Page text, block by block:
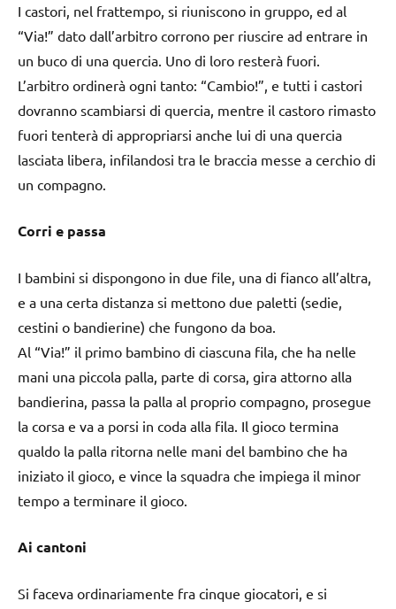
I castori, nel frattempo, si riuniscono in gruppo, ed al
“Via!” dato dall’arbitro corrono per riuscire ad entrare in
un buco di una quercia. Uno di loro resterà fuori.
L’arbitro ordinerà ogni tanto: “Cambio!”, e tutti i castori
dovranno scambiarsi di quercia, mentre il castoro rimasto
fuori tenterà di appropriarsi anche lui di una quercia
lasciata libera, infilandosi tra le braccia messe a cerchio di
un compagno.
Corri e passa
I bambini si dispongono in due file, una di fianco all’altra,
e a una certa distanza si mettono due paletti (sedie,
cestini o bandierine) che fungono da boa.
Al “Via!” il primo bambino di ciascuna fila, che ha nelle
mani una piccola palla, parte di corsa, gira attorno alla
bandierina, passa la palla al proprio compagno, prosegue
la corsa e va a porsi in coda alla fila. Il gioco termina
qualdo la palla ritorna nelle mani del bambino che ha
iniziato il gioco, e vince la squadra che impiega il minor
tempo a terminare il gioco.
Ai cantoni
Si faceva ordinariamente fra cinque giocatori, e si